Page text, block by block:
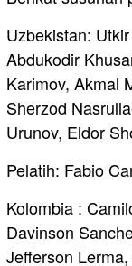
Uzbekistan:
Abdukodir
Karimov, Akmal
Sherzod
Urunov, Eldor
Pelatih: Fabio
Kolombia :
Davinson
Jefferson